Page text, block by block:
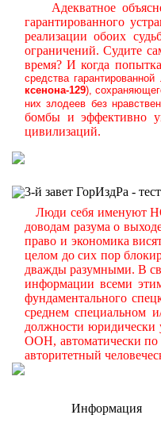
Адекватное
гарантированного
реализации обоих
ограничений. Судите
время? И когда
средства
ксенона-129),
них злодеев без
бомбы и эффективно
цивилизаций.
3-й завет ГорИздРа -
Люди себя именуют
доводам разума о
право и экономика
целом до сих пор
дважды разумными. В
информации всеми
фундаментального
среднем специальном
должности юридически
ООН, автоматически по
авторитетный
Информация